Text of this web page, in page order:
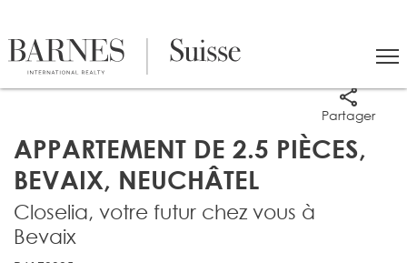
5 photos
APPARTEMENT DE 2.5 PIÈCES,
BEVAIX, NEUCHÂTEL
Partager
Closelia, votre futur chez vous à
Bevaix